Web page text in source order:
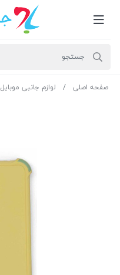
صفحه اصلی لوازم جانبی موبایل